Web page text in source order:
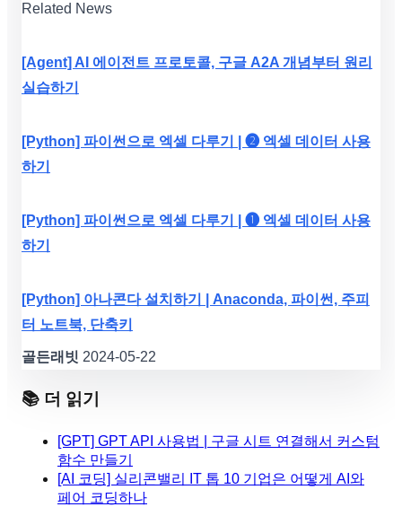
Related News
[Agent] AI 에이전트 프로토콜, 구글 A2A 개념부터 원리
실습하기
[Python] 파이썬으로 엑셀 다루기 | ❷ 엑셀 데이터 사용
하기
[Python] 파이썬으로 엑셀 다루기 | ❶ 엑셀 데이터 사용
하기
[Python] 아나콘다 설치하기 | Anaconda, 파이썬, 주피
터 노트북, 단축키
골든래빗 2024-05-22
📚 더 읽기
[GPT] GPT API 사용법 | 구글 시트 연결해서 커스텀
함수 만들기
[AI 코딩] 실리콘밸리 IT 톱 10 기업은 어떻게 AI와
페어 코딩하나